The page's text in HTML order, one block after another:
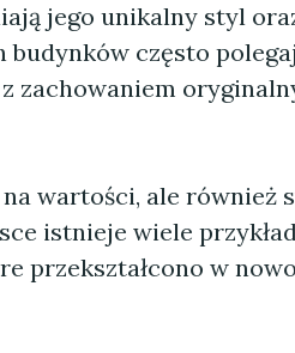
jego unikalny styl
często
zachowaniem
wartości, ale również
istnieje wiele
przekształcono w